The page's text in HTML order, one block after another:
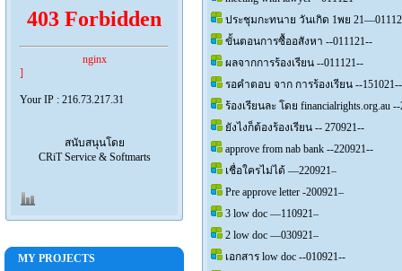
403 Forbidden
nginx
]
Your IP : 216.73.217.31
สนับสนุนโดย
CRiT Service & Softmarts
MY PROJECTS
ประชุมกะทนาย วันเกิด 1พย
ขั้นตอนการซื้ออสังหา --011121--
ผลจากการร้องเรียน --011121--
รอคำตอบ จาก การร้องเรียน --151021--
ร้องเรียนละ โดย financialrights.org.au
ยังไงก็ต้องร้องเรียน -- 270921--
approve from nab bank --220921--
เชื่อใครไม่ได้ —220921–
Pre approve letter -200921–
3 low doc —110921–
2 low doc —030921–
เอกสาร low doc --010921--